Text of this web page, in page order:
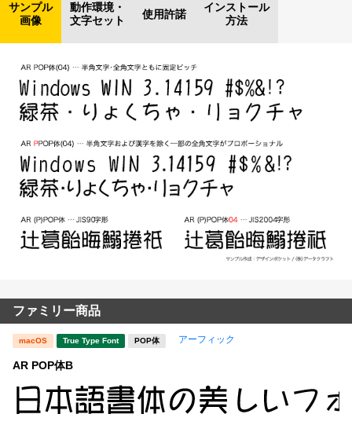
サンプル
画像
動作環境・
文字セット
使用許諾
インストール
方法
ファミリー商品
macOS True Type Font POP体 アーフィック
AR POP体B